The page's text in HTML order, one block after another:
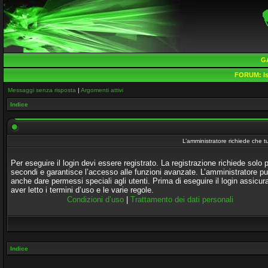
FORUM:
Messaggi senza risposta | Argomenti attivi
Indice
L’amministratore richiede che
Per eseguire il login devi essere registrato. La registrazione richiede solo
secondi e garantisce l’accesso alle funzioni avanzate. L’amministratore
anche dare permessi speciali agli utenti. Prima di eseguire il login
aver letto i termini d’uso e le varie regole.
Condizioni d’uso
Trattamento dei dati personali
Indice